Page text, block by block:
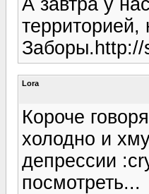
территорией,
Заборы.http://
Lora
Короче
холодно и
депрессии
посмотреть...